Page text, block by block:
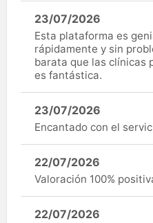
23/07/2026
Esta plataforma es
rápidamente y sin
barata que las clínicas
es fantástica.
23/07/2026
Encantado con el
22/07/2026
Valoración 100%
22/07/2026